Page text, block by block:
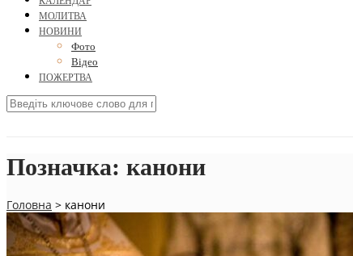
МОЛИТВА
НОВИНИ
Фото
Відео
ПОЖЕРТВА
Позначка: канони
Головна > канони